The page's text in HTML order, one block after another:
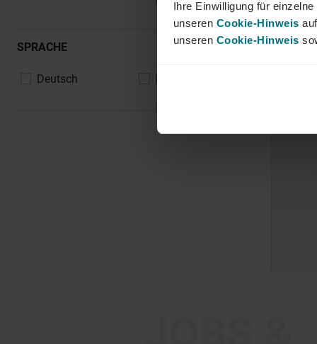
Ihre Einwilligung für
unseren Cookie-Hinweis
unseren Cookie-Hinweis
SPRACHE
Deutsch Englisch